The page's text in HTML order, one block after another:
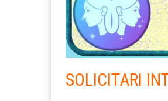
SOLICITARI